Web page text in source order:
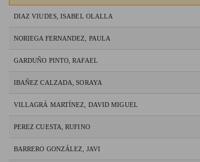
DIAZ VIUDES, ISABEL OLALLA
NORIEGA FERNANDEZ, PAULA
GARDUÑO PINTO, RAFAEL
IBAÑEZ CALZADA, SORAYA
VILLAGRÁ MARTÍNEZ, DAVID MIGUEL
PEREZ CUESTA, RUFINO
BARRERO GONZÁLEZ, JAVI